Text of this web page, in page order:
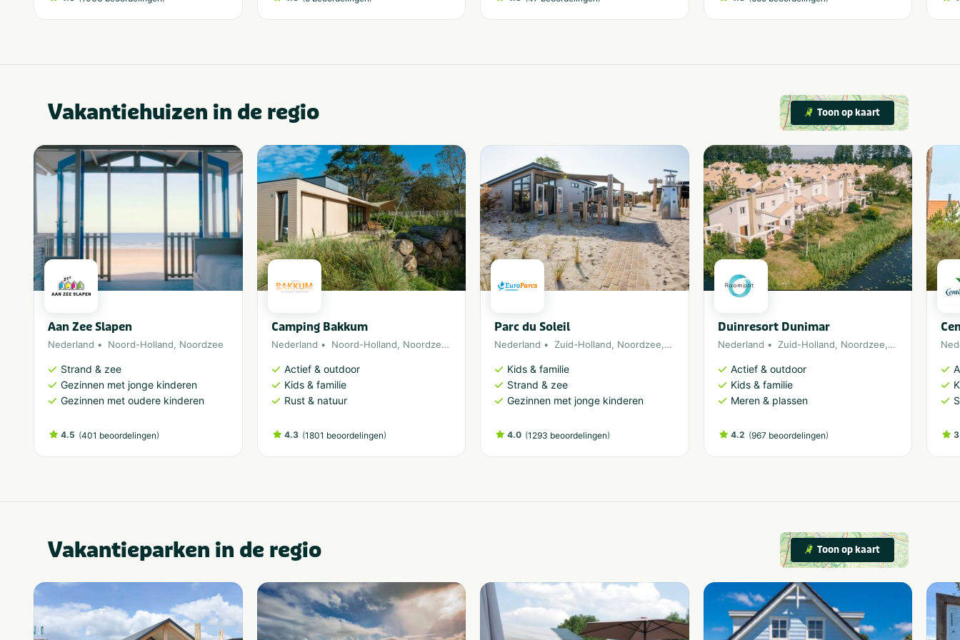
Vakantiehuizen in de regio Toon op kaart
Aan Zee Slapen
Nederland Noord-Holland, Noordzee
Strand & zee
Gezinnen met jonge kinderen
Gezinnen met oudere kinderen
4.5 (401 beoordelingen)
Camping Bakkum
Nederland Noord-Holland, Noordzee , Egmond aan Zee
Actief & outdoor
Kids & familie
Rust & natuur
4.3 (1801 beoordelingen)
Parc du Soleil
Nederland Zuid-Holland, Noordzee, Noordwijk
Kids & familie
Strand & zee
Gezinnen met jonge kinderen
4.0 (1293 beoordelingen)
Duinresort Dunimar
Nederland Zuid-Holland, Noordzee, Noordwijk
Actief & outdoor
Kids & familie
Meren & plassen
4.2 (967 beoordelingen)
Vakantieparken in de regio Toon op kaart